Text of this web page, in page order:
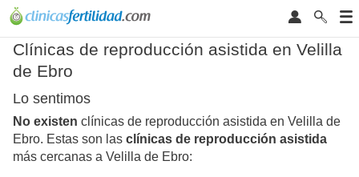
Clínicas de reproducción asistida en Velilla
de Ebro
Lo sentimos
No existen clínicas de reproducción asistida en Velilla de
Ebro. Estas son las clínicas de reproducción asistida
más cercanas a Velilla de Ebro: